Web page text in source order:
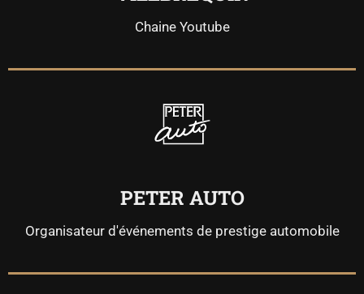
Chaine Youtube
PETER AUTO
Organisateur d'événements de prestige automobile